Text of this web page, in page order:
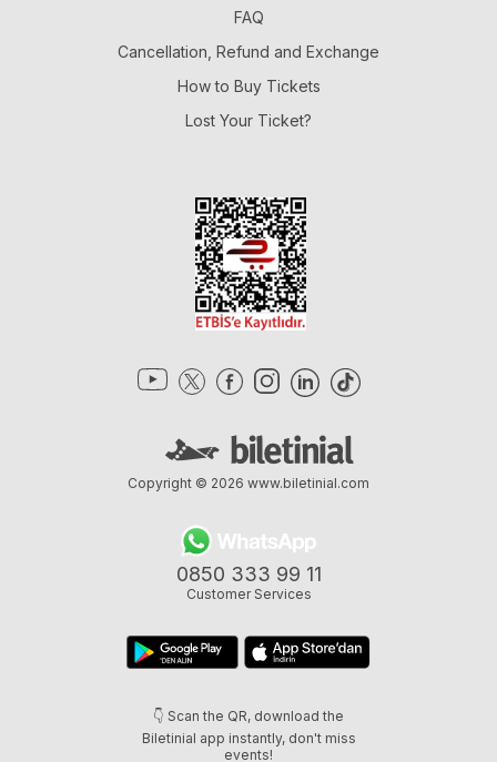
FAQ
Cancellation, Refund and Exchange
How to Buy Tickets
Lost Your Ticket?
0850 333 99 11
Customer Services
👇 Scan the QR, download the
Biletinial app instantly, don't miss
events!
Copyright © 2026 www.biletinial.com